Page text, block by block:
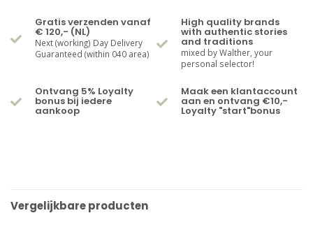
Gratis verzenden vanaf
€ 120,- (NL)
Next (working) Day Delivery
Guaranteed (within 040 area)
High quality brands
with authentic stories
and traditions
mixed by Walther, your
personal selector!
Ontvang 5% Loyalty
bonus bij iedere
aankoop
Maak een klantaccount
aan en ontvang €10,-
Loyalty "start"bonus
Vergelijkbare producten